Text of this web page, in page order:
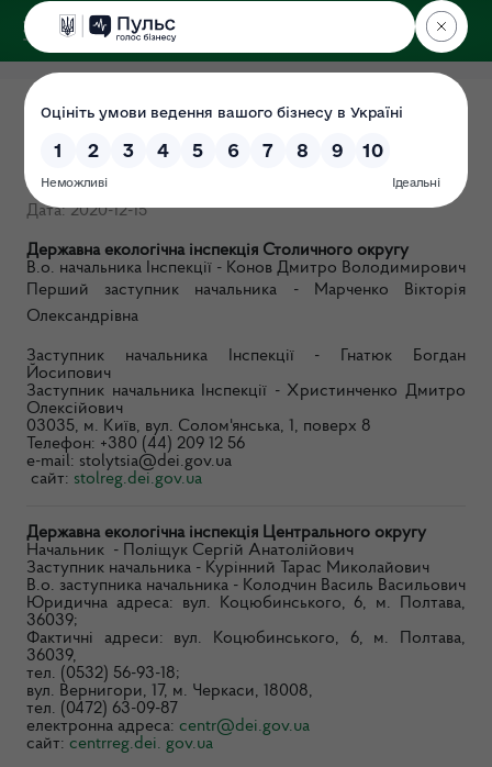
ДЕРЖЕКОІНСПЕКЦІЯ
Міжрегіональні територіальні
органи
Дата: 2020-12-15
Державна екологічна інспекція Столичного округу
В.о. начальника Інспекції - Конов Дмитро Володимирович
Перший заступник начальника - Марченко Вікторія
Олександрівна
Заступник начальника Інспекції - Гнатюк Богдан
Йосипович
Заступник начальника Інспекції - Христинченко Дмитро
Олексійович
03035, м. Київ, вул. Солом'янська, 1, поверх 8
Телефон: +380 (44) 209 12 56
е-mail: stolytsia@dei.gov.ua
сайт: stolreg.dei.gov.ua
Державна екологічна інспекція Центрального округу
Начальник - Поліщук Сергій Анатолійович
Заступник начальника - Курінний Тарас Миколайович
В.о. заступника начальника - Колодчин Василь Васильович
Юридична адреса: вул. Коцюбинського, 6, м. Полтава,
36039;
Фактичні адреси: вул. Коцюбинського, 6, м. Полтава,
36039,
тел. (0532) 56-93-18;
вул. Вернигори, 17, м. Черкаси, 18008,
тел. (0472) 63-09-87
електронна адреса: centr@dei.gov.ua
сайт: centrreg.dei. gov.ua